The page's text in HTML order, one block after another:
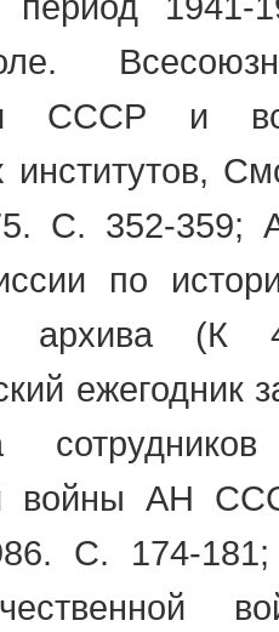
СССР и
институтов,
С. 352-359;
по
(К
ежегодник
войны АН
С. 174-